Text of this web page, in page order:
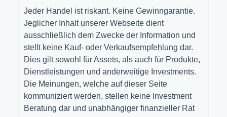
Jeder Handel ist riskant. Keine Gewinngarantie.
Jeglicher Inhalt unserer Webseite dient
ausschließlich dem Zwecke der Information und
stellt keine Kauf- oder Verkaufsempfehlung dar.
Dies gilt sowohl für Assets, als auch für Produkte,
Dienstleistungen und anderweitige Investments.
Die Meinungen, welche auf dieser Seite
kommuniziert werden, stellen keine Investment
Beratung dar und unabhängiger finanzieller Rat